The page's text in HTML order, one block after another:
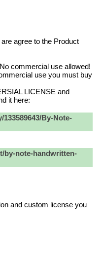
agree to the Product
commercial use allowed!
use you must buy
LICENSE and
it here:
By-Note-
by-note-handwritten-
and custom license you